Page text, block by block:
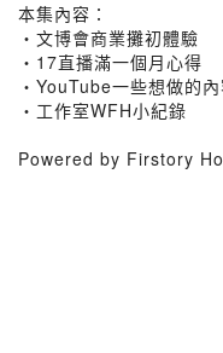
本集內容：
・文博會商業攤初體驗
・17直播滿一個月心得
・YouTube一些想做的
・工作室WFH小紀錄
Powered by Firstory